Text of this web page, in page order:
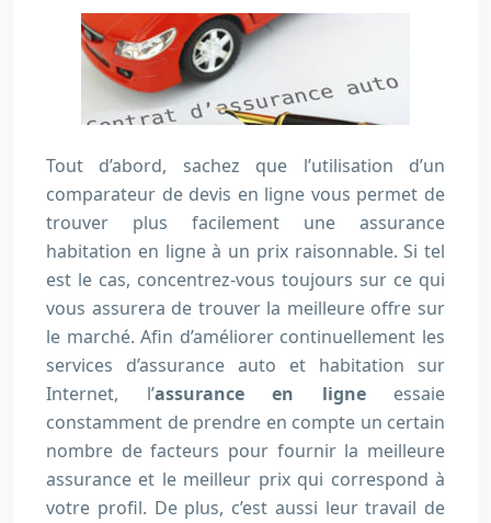
Tout d’abord, sachez que l’utilisation d’un
comparateur de devis en ligne vous permet de
trouver plus facilement une assurance
habitation en ligne à un prix raisonnable. Si tel
est le cas, concentrez-vous toujours sur ce qui
vous assurera de trouver la meilleure offre sur
le marché. Afin d’améliorer continuellement les
services d’assurance auto et habitation sur
Internet, l’assurance en ligne essaie
constamment de prendre en compte un certain
nombre de facteurs pour fournir la meilleure
assurance et le meilleur prix qui correspond à
votre profil. De plus, c’est aussi leur travail de